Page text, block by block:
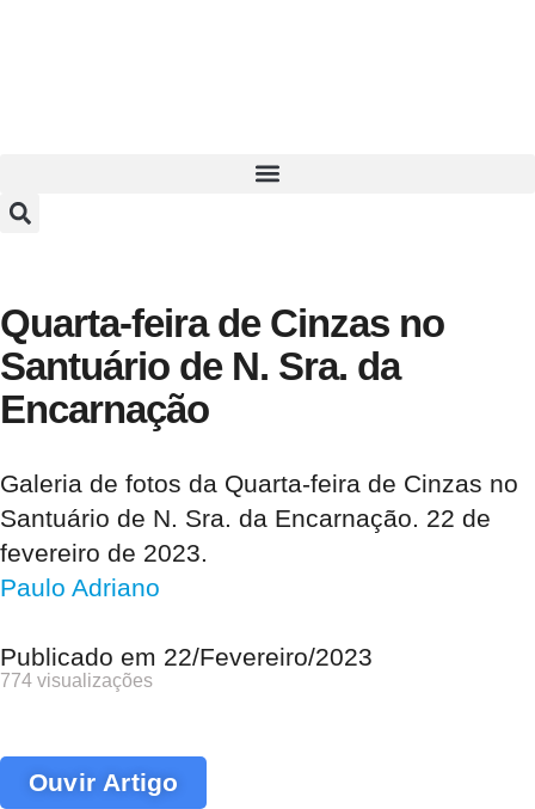
Quarta-feira de Cinzas no
Santuário de N. Sra. da
Encarnação
Galeria de fotos da Quarta-feira de Cinzas no
Santuário de N. Sra. da Encarnação. 22 de
fevereiro de 2023.
Paulo Adriano
Publicado em 22/Fevereiro/2023
774 visualizações
Ouvir Artigo